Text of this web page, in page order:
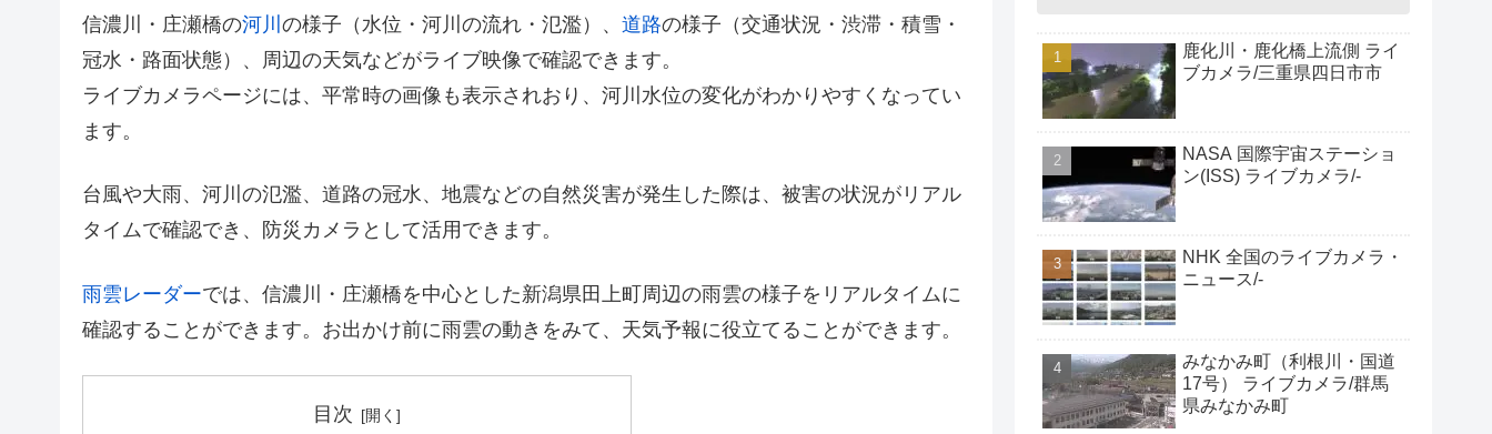
信濃川・庄瀬橋の河川 の様子（水位・河川の流れ・氾濫）、 道路の様子（交通状況・渋滞・積雪・
冠水・路面状態）、周辺の天気などがライブ映像で確認できます。
ライブカメラページには、平常時の画像も表示されおり、河川水位の変化がわかりやすくなってい
ます。
台風や大雨、河川の氾濫、道路の冠水、地震などの自然災害が発生した際は、被害の状況がリアル
タイムで確認でき、防災カメラとして活用できます。
雨雲レーダーでは、信濃川・庄瀬橋を中心とした新潟県田上町周辺の雨雲の様子をリアルタイムに
確認することができます。お出かけ前に雨雲の動きをみて、天気予報に役立てることができます。
目次
鹿化川・鹿化橋上流側 ライ
ブカメラ/三重県四日市市
NASA 国際宇宙ステーショ
ン(ISS) ライブカメラ/-
NHK 全国のライブカメラ・
ニュース/-
みなかみ町（利根川・国道
17号） ライブカメラ/群馬
県みなかみ町